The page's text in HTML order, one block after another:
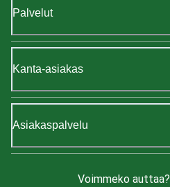
Palvelut
Kanta-asiakas
Asiakaspalvelu
Voimmeko auttaa?